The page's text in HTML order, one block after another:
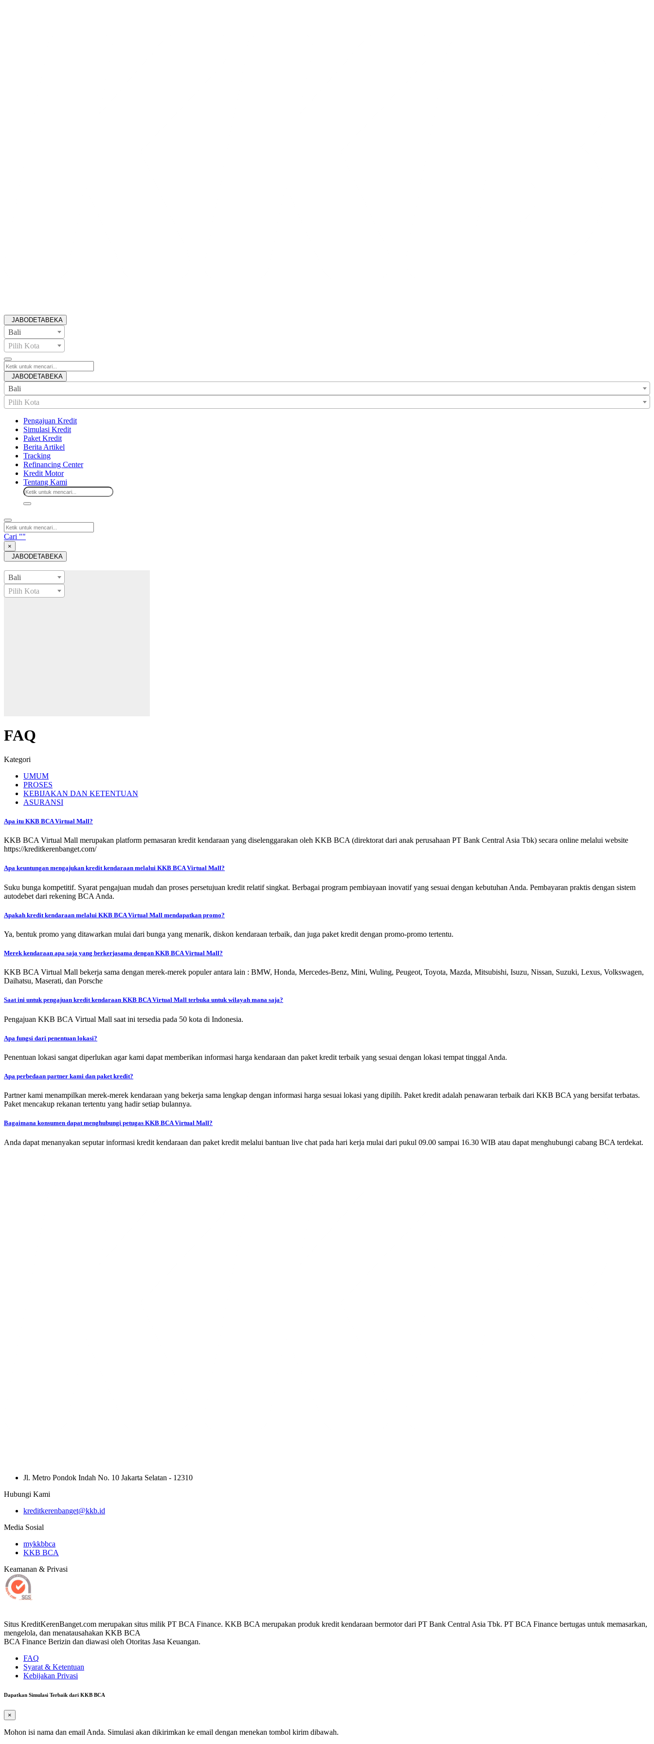
JABODETABEKA
Bali
Pilih Kota
JABODETABEKA
Bali
Pilih Kota
Pengajuan Kredit
Simulasi Kredit
Paket Kredit
Berita Artikel
Tracking
Refinancing Center
Kredit Motor
Tentang Kami
Cari ""
×
JABODETABEKA
Bali
Pilih Kota
FAQ
Kategori
UMUM
PROSES
KEBIJAKAN DAN KETENTUAN
ASURANSI
Apa itu KKB BCA Virtual Mall?
KKB BCA Virtual Mall merupakan platform pemasaran kredit kendaraan yang diselenggarakan oleh KKB BCA (direktorat dari anak perusahaan PT Bank Central Asia Tbk) secara online melalui website
https://kreditkerenbanget.com/
Apa keuntungan mengajukan kredit kendaraan melalui KKB BCA Virtual Mall?
Suku bunga kompetitif. Syarat pengajuan mudah dan proses persetujuan kredit relatif singkat. Berbagai program pembiayaan inovatif yang sesuai dengan kebutuhan Anda. Pembayaran praktis dengan sistem
autodebet dari rekening BCA Anda.
Apakah kredit kendaraan melalui KKB BCA Virtual Mall mendapatkan promo?
Ya, bentuk promo yang ditawarkan mulai dari bunga yang menarik, diskon kendaraan terbaik, dan juga paket kredit dengan promo-promo tertentu.
Merek kendaraan apa saja yang berkerjasama dengan KKB BCA Virtual Mall?
KKB BCA Virtual Mall bekerja sama dengan merek-merek populer antara lain : BMW, Honda, Mercedes-Benz, Mini, Wuling, Peugeot, Toyota, Mazda, Mitsubishi, Isuzu, Nissan, Suzuki, Lexus, Volkswagen,
Daihatsu, Maserati, dan Porsche
Saat ini untuk pengajuan kredit kendaraan KKB BCA Virtual Mall terbuka untuk wilayah mana saja?
Pengajuan KKB BCA Virtual Mall saat ini tersedia pada 50 kota di Indonesia.
Apa fungsi dari penentuan lokasi?
Penentuan lokasi sangat diperlukan agar kami dapat memberikan informasi harga kendaraan dan paket kredit terbaik yang sesuai dengan lokasi tempat tinggal Anda.
Apa perbedaan partner kami dan paket kredit?
Partner kami menampilkan merek-merek kendaraan yang bekerja sama lengkap dengan informasi harga sesuai lokasi yang dipilih. Paket kredit adalah penawaran terbaik dari KKB BCA yang bersifat terbatas.
Paket mencakup rekanan tertentu yang hadir setiap bulannya.
Bagaimana konsumen dapat menghubungi petugas KKB BCA Virtual Mall?
Anda dapat menanyakan seputar informasi kredit kendaraan dan paket kredit melalui bantuan live chat pada hari kerja mulai dari pukul 09.00 sampai 16.30 WIB atau dapat menghubungi cabang BCA terdekat.
Jl. Metro Pondok Indah No. 10 Jakarta Selatan - 12310
Hubungi Kami
kreditkerenbanget@kkb.id
Media Sosial
mykkbbca
KKB BCA
Keamanan & Privasi
Situs KreditKerenBanget.com merupakan situs milik PT BCA Finance. KKB BCA merupakan produk kredit kendaraan bermotor dari PT Bank Central Asia Tbk. PT BCA Finance bertugas untuk memasarkan,
mengelola, dan menatausahakan KKB BCA
BCA Finance Berizin dan diawasi oleh Otoritas Jasa Keuangan.
FAQ
Syarat & Ketentuan
Kebijakan Privasi
Dapatkan Simulasi Terbaik dari KKB BCA
×
Mohon isi nama dan email Anda. Simulasi akan dikirimkan ke email dengan menekan tombol kirim dibawah.